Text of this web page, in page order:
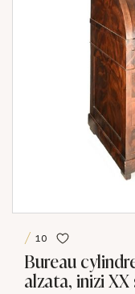
10
Bureau
alzata, inizi